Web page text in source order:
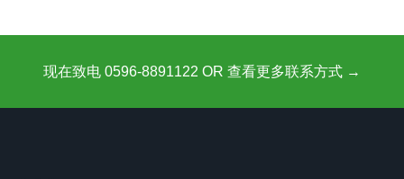
现在致电 0596-8891122 OR 查看更多联系方式 →